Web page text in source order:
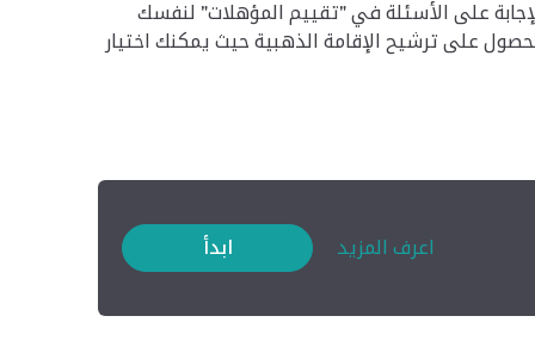
على الأسئلة في "تقييم المؤهلات" لنفسك
على ترشيح الإقامة الذهبية حيث يمكنك اختيار
اعرف المزيد ابدأ